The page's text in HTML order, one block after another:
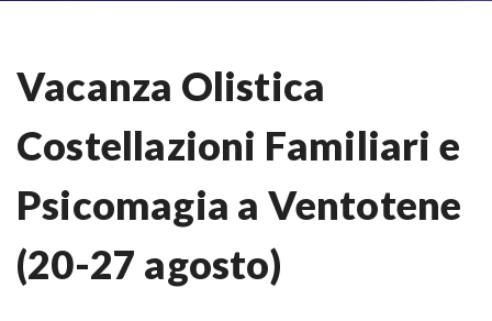
Vacanza Olistica
Costellazioni Familiari e
Psicomagia a Ventotene
(20-27 agosto)